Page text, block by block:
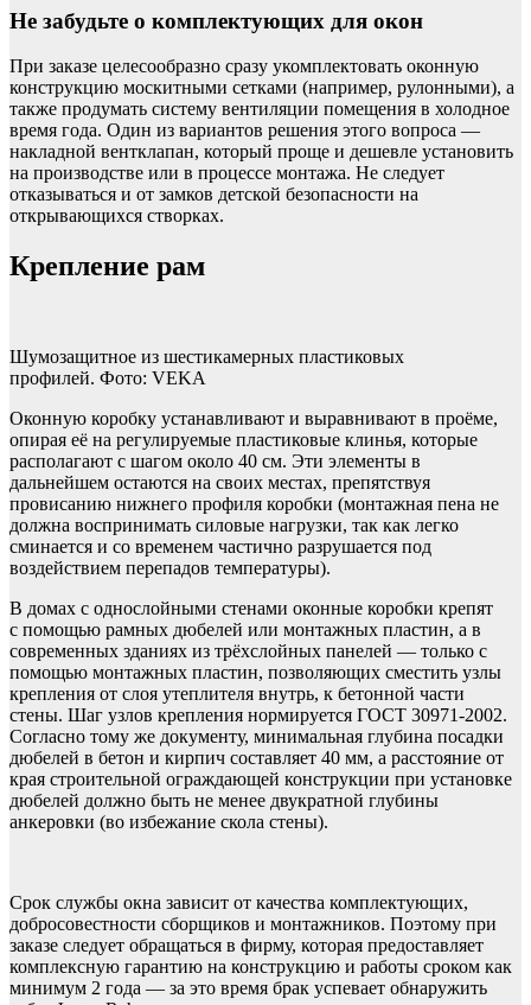
Не забудьте о комплектующих для окон
При заказе целесообразно сразу укомплектовать оконную
конструкцию москитными сетками (например, рулонными), а
также продумать систему вентиляции помещения в холодное
время года. Один из вариантов решения этого вопроса —
накладной вентклапан, который проще и дешевле установить
на производстве или в процессе монтажа. Не следует
отказываться и от замков детской безопасности на
открывающихся створках.
Крепление рам
Шумо­защитное из шестикамерных пластиковых
профилей. Фото: VEKA
Оконную коробку устанавливают и выравнивают в проёме,
опирая её на регулируемые пластиковые клинья, которые
располагают с шагом около 40 см. Эти элементы в
дальнейшем остаются на своих местах, препятствуя
провисанию нижнего профиля коробки (монтажная пена не
должна воспринимать силовые нагрузки, так как легко
сминается и со временем частично разрушается под
воздействием перепадов температуры).
В домах с однослойными стенами оконные коробки крепят
с помощью рамных дюбелей или монтажных пластин, а в
современных зданиях из трёхслойных панелей — только с
помощью монтажных пластин, позволяющих сместить узлы
крепления от слоя утеплителя внутрь, к бетонной части
стены. Шаг узлов креп­ления нормируется ГОСТ 30971-2002.
Согласно тому же документу, минимальная глубина посадки
дюбелей в бетон и кирпич составляет 40 мм, а расстояние от
края строительной ограждающей конструкции при установке
дюбелей должно быть не менее двукратной глубины
анкеровки (во избежание скола стены).
Срок службы окна зависит от качества комплектующих,
добросовестности сборщиков и монтажников. Поэтому при
заказе следует обращаться в фирму, которая предоставляет
комплексную гарантию на конструкцию и работы сроком как
минимум 2 года — за это время брак успевает обнаружить